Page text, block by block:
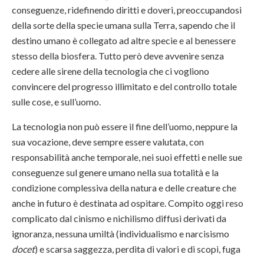
conseguenze, ridefinendo diritti e doveri, preoccupandosi
della sorte della specie umana sulla Terra, sapendo che il
destino umano è collegato ad altre specie e al benessere
stesso della biosfera. Tutto però deve avvenire senza
cedere alle sirene della tecnologia che ci vogliono
convincere del progresso illimitato e del controllo totale
sulle cose, e sull’uomo.
La tecnologia non può essere il fine dell’uomo, neppure la
sua vocazione, deve sempre essere valutata, con
responsabilità anche temporale, nei suoi effetti e nelle sue
conseguenze sul genere umano nella sua totalità e la
condizione complessiva della natura e delle creature che
anche in futuro è destinata ad ospitare. Compito oggi reso
complicato dal cinismo e nichilismo diffusi derivati da
ignoranza, nessuna umiltà (individualismo e narcisismo
docet) e scarsa saggezza, perdita di valori e di scopi, fuga